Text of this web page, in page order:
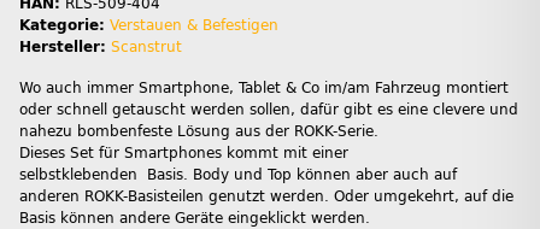
HAN: RLS-509-404
Kategorie: Verstauen & Befestigen
Hersteller: Scanstrut
Wo auch immer Smartphone, Tablet & Co im/am Fahrzeug montiert
oder schnell getauscht werden sollen, dafür gibt es eine clevere und
nahezu bombenfeste Lösung aus der ROKK-Serie.
Dieses Set für Smartphones kommt mit einer
selbstklebenden Basis. Body und Top können aber auch auf
anderen ROKK-Basisteilen genutzt werden. Oder umgekehrt, auf die
Basis können andere Geräte eingeklickt werden.